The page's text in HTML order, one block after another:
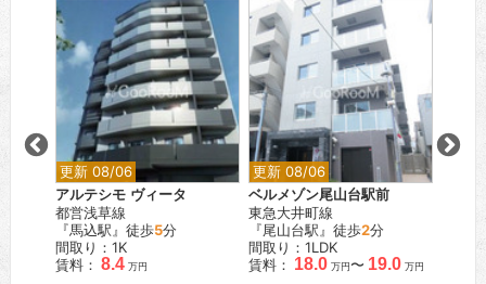
更新 08/06
アルテシモ ヴィータ
都営浅草線
『馬込駅』徒歩5分
間取り：1K
賃料： 8.4 万円
更新 08/06
ベルメゾン尾山台駅前
東急大井町線
『尾山台駅』徒歩2分
間取り：1LDK
賃料： 18.0 万円〜 19.0 万円
間取